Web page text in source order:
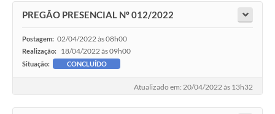
SIC
Contato
Fotos - Eventos Oficiais
PREGÃO PRESENCIAL Nº 012/2022
Postagem: 02/04/2022 às 08h00
Realização: 18/04/2022 às 09h00
Situação: CONCLUÍDO
Atualizado em: 20/04/2022 às 13h32